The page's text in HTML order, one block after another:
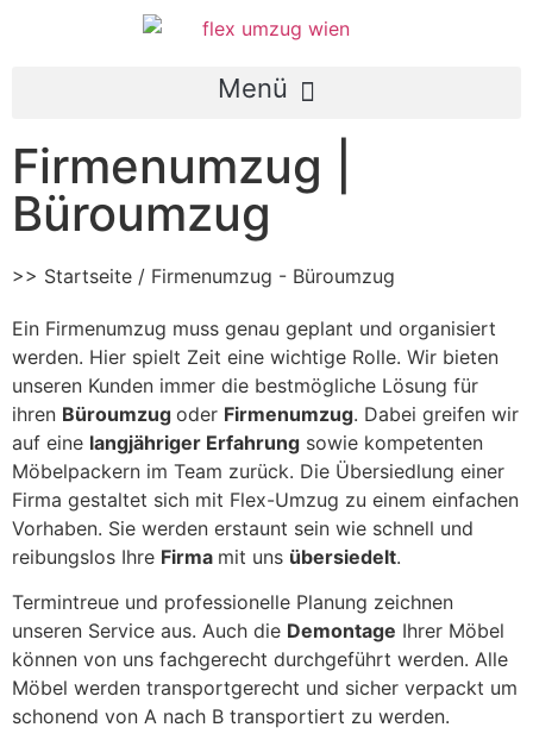
Firmenumzug |
Büroumzug
>> Startseite / Firmenumzug - Büroumzug
Ein Firmenumzug muss genau geplant und organisiert
werden. Hier spielt Zeit eine wichtige Rolle. Wir bieten
unseren Kunden immer die bestmögliche Lösung für
ihren Büroumzug oder Firmenumzug. Dabei greifen wir
auf eine langjähriger Erfahrung sowie kompetenten
Möbelpackern im Team zurück. Die Übersiedlung einer
Firma gestaltet sich mit Flex-Umzug zu einem einfachen
Vorhaben. Sie werden erstaunt sein wie schnell und
reibungslos Ihre Firma mit uns übersiedelt.
Termintreue und professionelle Planung zeichnen
unseren Service aus. Auch die Demontage Ihrer Möbel
können von uns fachgerecht durchgeführt werden. Alle
Möbel werden transportgerecht und sicher verpackt um
schonend von A nach B transportiert zu werden.